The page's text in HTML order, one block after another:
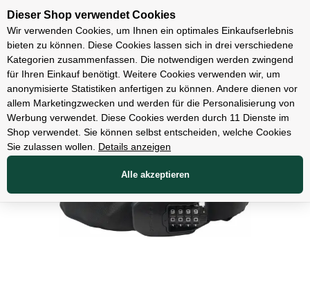
Unsere Filialen
Zubehör
Dieser Shop verwendet Cookies
Wir verwenden Cookies, um Ihnen ein optimales Einkaufserlebnis
bieten zu können. Diese Cookies lassen sich in drei verschiedene
Kategorien zusammenfassen. Die notwendigen werden zwingend
für Ihren Einkauf benötigt. Weitere Cookies verwenden wir, um
anonymisierte Statistiken anfertigen zu können. Andere dienen vor
allem Marketingzwecken und werden für die Personalisierung von
Werbung verwendet. Diese Cookies werden durch 11 Dienste im
Shop verwendet. Sie können selbst entscheiden, welche Cookies
Sie zulassen wollen.
Details anzeigen
Alle akzeptieren